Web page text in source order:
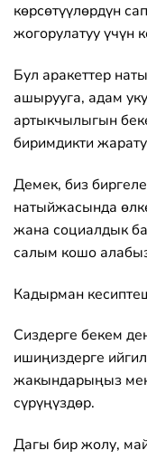
көрсөтүүлөрдүн
жогорулатуу үчүн
Бул аракеттер
ашырууга, адам
артыкчылыгын
биримдикти
Демек, биз
натыйжасында
жана социалдык
салым кошо
Кадырман
Сиздерге бекем
ишиңиздерге
жакындарыңыз
сүрүңүздөр.
Дагы бир жолу,